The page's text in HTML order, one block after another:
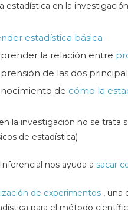
estadística en la
estadística básica
la relación entre
de las dos
de cómo la
la investigación no se trata
de estadística)
nos ayuda a sacar
de experimentos , una
para el método